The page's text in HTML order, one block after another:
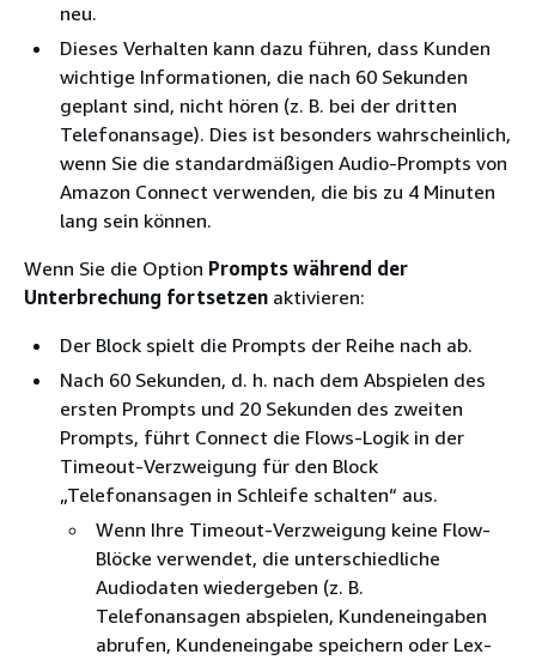
neu.
Dieses Verhalten kann dazu führen, dass Kunden
wichtige Informationen, die nach 60 Sekunden
geplant sind, nicht hören (z. B. bei der dritten
Telefonansage). Dies ist besonders wahrscheinlich,
wenn Sie die standardmäßigen Audio-Prompts von
Amazon Connect verwenden, die bis zu 4 Minuten
lang sein können.
Wenn Sie die Option Prompts während der
Unterbrechung fortsetzen aktivieren:
Der Block spielt die Prompts der Reihe nach ab.
Nach 60 Sekunden, d. h. nach dem Abspielen des
ersten Prompts und 20 Sekunden des zweiten
Prompts, führt Connect die Flows-Logik in der
Timeout-Verzweigung für den Block
„Telefonansagen in Schleife schalten“ aus.
Wenn Ihre Timeout-Verzweigung keine Flow-
Blöcke verwendet, die unterschiedliche
Audiodaten wiedergeben (z. B.
Telefonansagen abspielen, Kundeneingaben
abrufen, Kundeneingabe speichern oder Lex-